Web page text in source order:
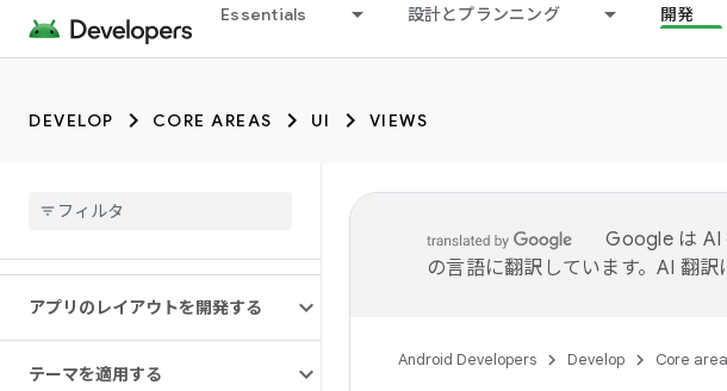
Essentials 設計とプランニング 開発
DEVELOP CORE AREAS UI VIEWS
アプリのレイアウトを開発する
テーマを適用する
Google は AI
の言語に翻訳しています。AI 翻訳
Android Developers Develop Core